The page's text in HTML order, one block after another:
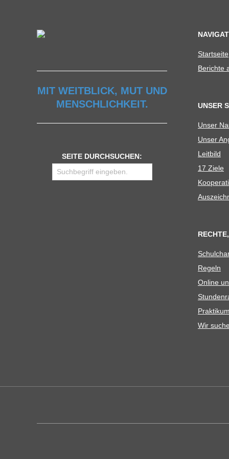
U
E
MIT WEITBLICK, MUT UND
MENSCHLICHKEIT.
SEITE DURCHSUCHEN:
Start­seite
Berichte
UNSER
Unser
Unser
Leit­bild
17 Ziele
Regeln
Online
Wir